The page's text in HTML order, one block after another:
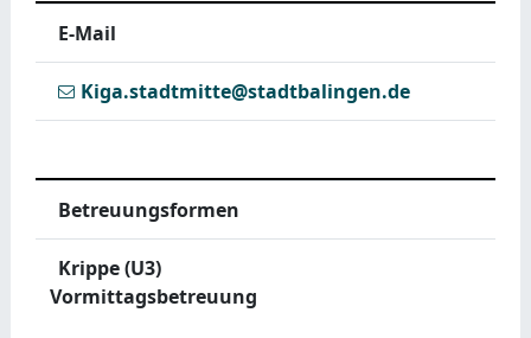
E-Mail
Kiga.stadtmitte@stadtbalingen.de
Betreuungsformen
Krippe (U3)
Vormittagsbetreuung